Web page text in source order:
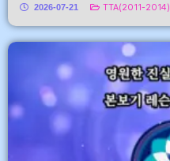
2026-07-21
TTA(2011-2014)